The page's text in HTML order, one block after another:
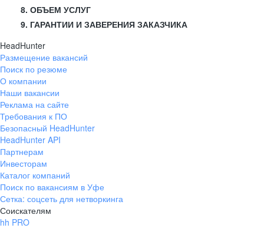
8. ОБЪЕМ УСЛУГ
9. ГАРАНТИИ И ЗАВЕРЕНИЯ ЗАКАЗЧИКА
HeadHunter
Размещение вакансий
Поиск по резюме
О компании
Наши вакансии
Реклама на сайте
Требования к ПО
Безопасный HeadHunter
HeadHunter API
Партнерам
Инвесторам
Каталог компаний
Поиск по вакансиям в Уфе
Сетка: соцсеть для нетворкинга
Соискателям
hh PRO